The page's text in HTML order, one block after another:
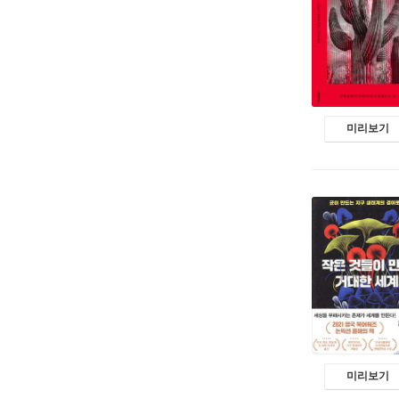
미리보기
미리보기